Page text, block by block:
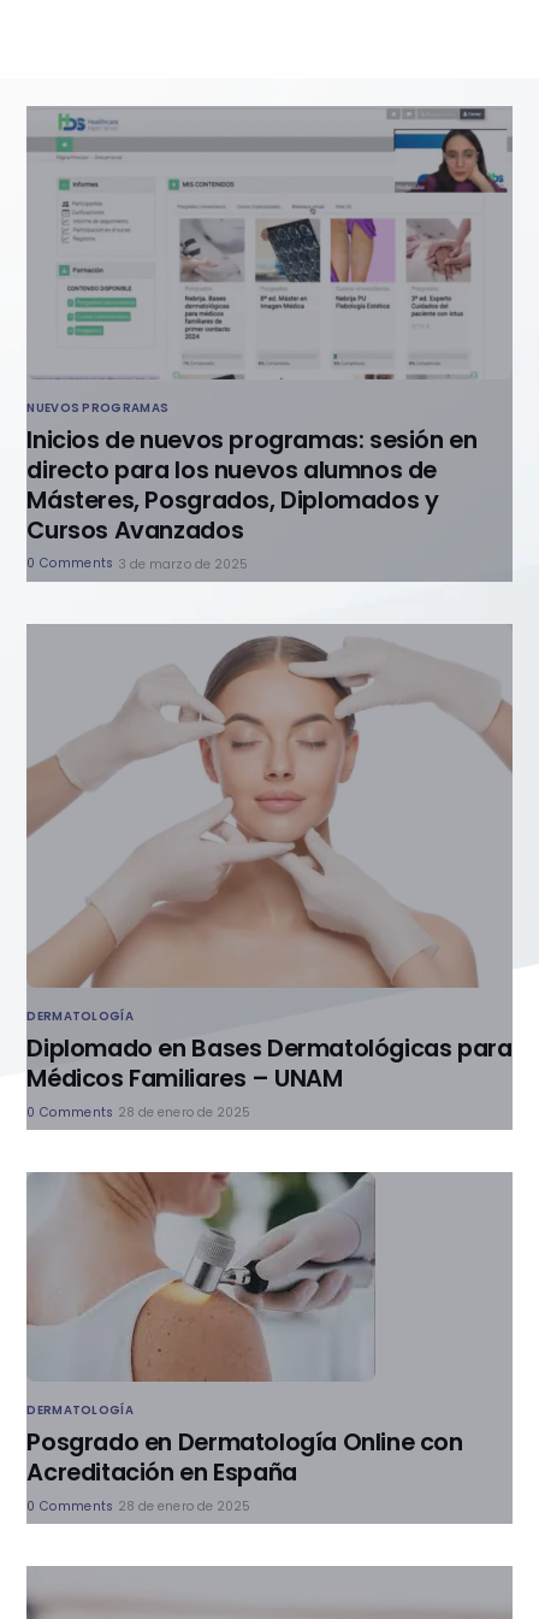
NUEVOS PROGRAMAS
Inicios de nuevos programas: sesión en
directo para los nuevos alumnos de
Másteres, Posgrados, Diplomados y
Cursos Avanzados
0 Comments 3 de marzo de 2025
DERMATOLOGÍA
Diplomado en Bases Dermatológicas para
Médicos Familiares – UNAM
0 Comments 28 de enero de 2025
DERMATOLOGÍA
Posgrado en Dermatología Online con
Acreditación en España
0 Comments 28 de enero de 2025